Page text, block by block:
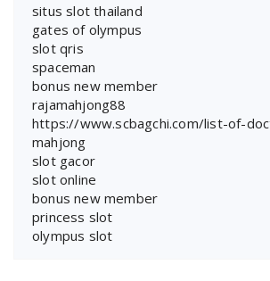
situs slot thailand
gates of olympus
slot qris
spaceman
bonus new member
rajamahjong88
https://www.scbagchi.com/list-of-
mahjong
slot gacor
slot online
bonus new member
princess slot
olympus slot